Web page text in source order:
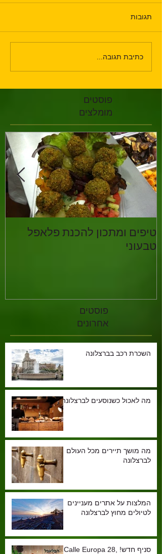
תגובות
כתיבת תגובה...
פוסטים
מומלצים
טיפים ומתכון להכנת פלאפל
טבעוני
פוסטים
אחרונים
השכרת רכב בברצלונה
מה לאכול כשנוסעים לברצלונה
מה מושך תיירים מכל העולם
לברצלונה
המלצות על אתרים מעניינים
לטיולים מחוץ לברצלונה
סניף חדש! Calle Europa 28,